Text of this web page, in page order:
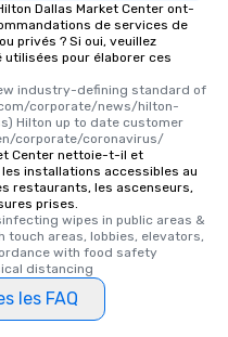
Dallas Market Center ont-
de services de
privés ? Si oui, veuillez
pour élaborer ces
industry-defining standard of
corporate/news/hilton-
Hilton up to date customer
corporate/coronavirus/
Center nettoie-t-il et
installations accessibles au
restaurants, les ascenseurs,
prises.
wipes in public areas &
touch areas, lobbies, elevators,
with food safety
distancing
les FAQ